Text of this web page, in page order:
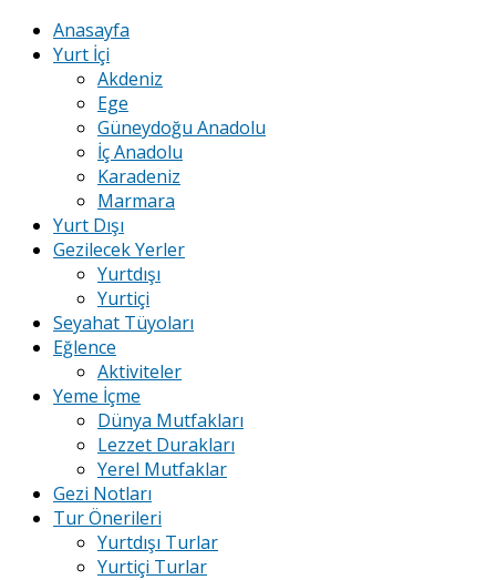
Anasayfa
Yurt İçi
Akdeniz
Ege
Güneydoğu Anadolu
İç Anadolu
Karadeniz
Marmara
Yurt Dışı
Gezilecek Yerler
Yurtdışı
Yurtiçi
Seyahat Tüyoları
Eğlence
Aktiviteler
Yeme İçme
Dünya Mutfakları
Lezzet Durakları
Yerel Mutfaklar
Gezi Notları
Tur Önerileri
Yurtdışı Turlar
Yurtiçi Turlar